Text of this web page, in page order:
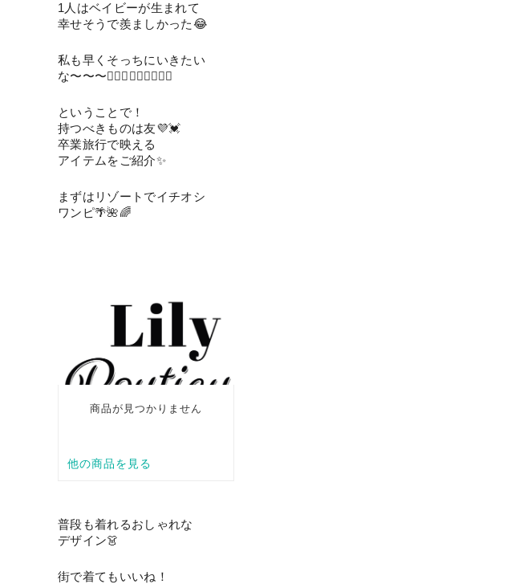
1人はベイビーが生まれて
幸せそうで羨ましかった😂
私も早くそっちにいきたい
な〜〜〜🙆🏻‍♀️🙆🏻‍♀️🙆🏻‍♀️
ということで！
持つべきものは友💜💓
卒業旅行で映える
アイテムをご紹介✨
まずはリゾートでイチオシ
ワンピ🌴🌺🌈
普段も着れるおしゃれな
デザイン👗
街で着てもいいね！